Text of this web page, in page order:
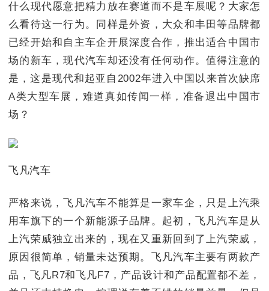
什么现代愿意把精力放在赛道而不是车展呢？大家怎
么看待这一行为。同样是外资，大众和丰田等品牌都
已经开始和自主车企开展深度合作，推出适合中国市
场的新车，现代汽车却还没有任何动作。值得注意的
是，这是现代和起亚自2002年进入中国以来首次缺席
A类大型车展，难道真如传闻一样，准备退出中国市
场？
飞凡汽车
严格来说，飞凡汽车不能算是一家车企，只是上汽乘
用车旗下的一个新能源子品牌。起初，飞凡汽车是从
上汽荣威独立出来的，现在又重新回到了上汽荣威，
原因很简单，销量未达预期。飞凡汽车主要有两款产
品，飞凡R7和飞凡F7，产品设计和产品配置都不差，